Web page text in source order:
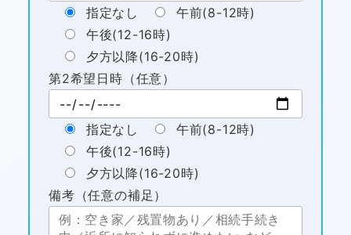
指定なし
午前(8-12時)
午後(12-16時)
夕方以降(16-20時)
第2希望日時（任意）
指定なし
午前(8-12時)
午後(12-16時)
夕方以降(16-20時)
備考（任意の補足）